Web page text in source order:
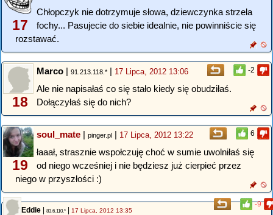
17
Chłopczyk nie dotrzymuje słowa, dziewczynka strzela
fochy... Pasujecie do siebie idealnie, nie powinniście się
rozstawać.
-2
18
Marco | 91.213.118.* | 17 Lipca, 2012 13:06
Ale nie napisałaś co się stało kiedy się obudziłaś.
Dołączyłaś się do nich?
6
19
soul_mate | pinger.pl | 17 Lipca, 2012 13:22
łaaał, strasznie wspołczuję choć w sumie uwolniłaś się
od niego wcześniej i nie będziesz już cierpieć przez
niego w przyszłości :)
-9
Eddie | 83.6.110.* | 17 Lipca, 2012 13:35